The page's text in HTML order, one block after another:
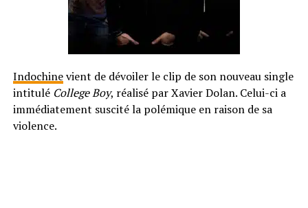
Indochinevient de dévoiler le clip de son nouveau single
intitulé College Boy, réalisé par Xavier Dolan. Celui-ci a
immédiatement suscité la polémique en raison de sa
violence.